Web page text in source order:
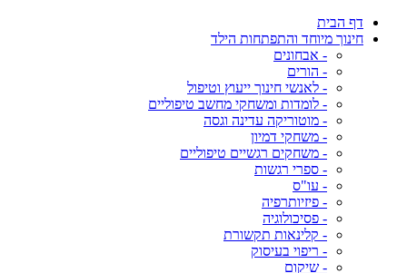
דף הבית
חינוך מיוחד והתפתחות הילד
- אבחונים
- הורים
- לאנשי חינוך ייעוץ וטיפול
- לומדות ומשחקי מחשב טיפוליים
- מוטוריקה עדינה וגסה
- משחקי דמיון
- משחקים רגשיים טיפוליים
- ספרי רגשות
- עו"ס
- פיזיותרפיה
- פסיכולוגיה
- קלינאות תקשורת
- ריפוי בעיסוק
- שיקום